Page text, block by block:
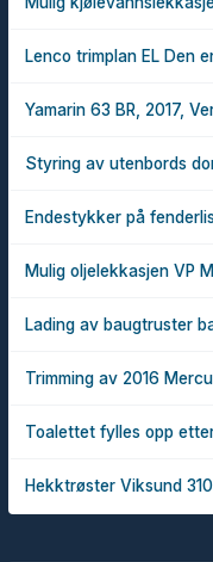
Lenco trimplan EL Den
Yamarin 63 BR, 2017,
Styring av utenbords
Endestykker på
Mulig oljelekkasjen VP
Lading av baugtruster
Trimming av 2016
Toalettet fylles opp
Hekktrøster Viksund